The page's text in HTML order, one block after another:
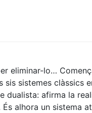
eliminar-lo…
sis sistemes clàssics
dualista: afirma la
alhora un sistema